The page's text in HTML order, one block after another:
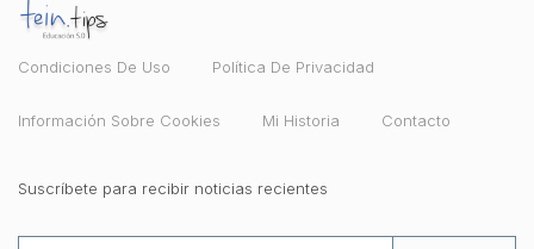
Condiciones De Uso Política De Privacidad
Información Sobre Cookies Mi Historia Contacto
Suscríbete para recibir noticias recientes